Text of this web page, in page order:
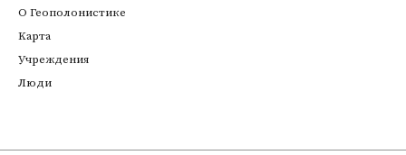
О Геополонистике
Kарта
Учреждения
Люди